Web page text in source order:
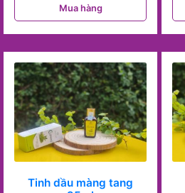
Mua hàng
Tinh dầu màng tang